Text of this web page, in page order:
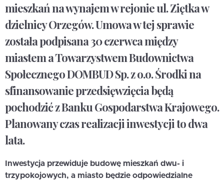
mieszkań na wynajem w rejonie ul. Ziętka w
dzielnicy Orzegów. Umowa w tej sprawie
została podpisana 30 czerwca między
miastem a Towarzystwem Budownictwa
Społecznego DOMBUD Sp. z o.o. Środki na
sfinansowanie przedsięwzięcia będą
pochodzić z Banku Gospodarstwa Krajowego.
Planowany czas realizacji inwestycji to dwa
lata.
Inwestycja przewiduje budowę mieszkań dwu- i
trzypokojowych, a miasto będzie odpowiedzialne